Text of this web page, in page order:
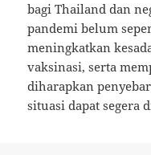
bagi Thailand dan
pandemi belum
meningkatkan
vaksinasi, serta
diharapkan
situasi dapat segera